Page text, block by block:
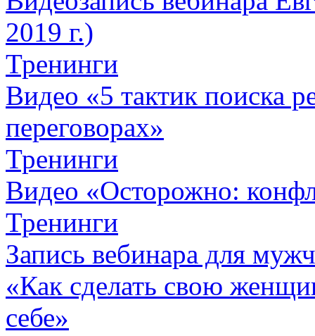
2019 г.)
Тренинги
Видео «5 тактик
переговорах»
Тренинги
Видео «Осторожно:
Тренинги
Запись вебинара для
«Как сделать свою
себе»